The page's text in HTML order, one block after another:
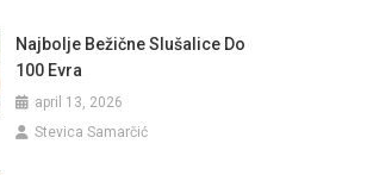
Najbolje Bežične Slušalice Do
100 Evra
april 13, 2026
Stevica Samarčić